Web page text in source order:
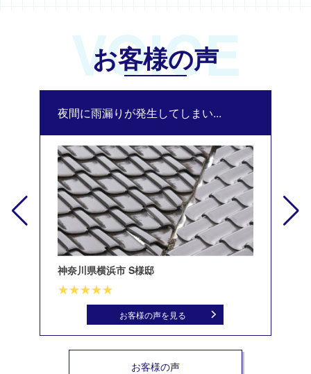
VOICE
お客様の声
夜間に雨漏りが発生してしまい...
神奈川県横浜市 S様邸
お客様の声を見る
お客様の声